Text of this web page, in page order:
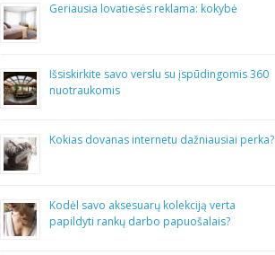
Geriausia lovatiesės reklama: kokybė
Išsiskirkite savo verslu su įspūdingomis 360
nuotraukomis
Kokias dovanas internetu dažniausiai perka?
Kodėl savo aksesuarų kolekciją verta
papildyti rankų darbo papuošalais?